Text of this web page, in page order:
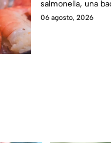
salmonella, una
enfermedades
06 agosto, 2026